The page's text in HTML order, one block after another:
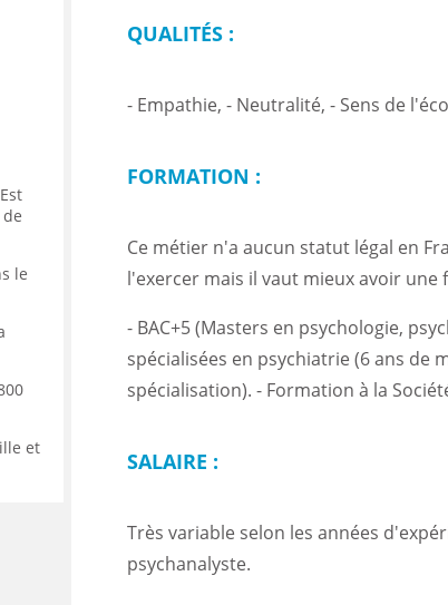
QUALITÉS :
- Empathie, - Neutralité, - Sens de
FORMATION :
Ce métier n'a aucun statut légal en
l'exercer mais il vaut mieux avoir une
- BAC+5 (Masters en psychologie,
spécialisées en psychiatrie (6 ans de
spécialisation). - Formation à la
SALAIRE :
Très variable selon les années
psychanalyste.
le
et